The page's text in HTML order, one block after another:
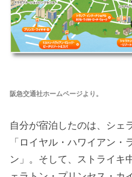
阪急交通社ホームページより。
自分が宿泊したのは、シェ
「ロイヤル・ハワイアン・
ン」。そして、ストライキ